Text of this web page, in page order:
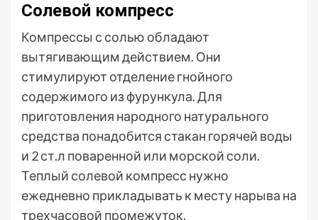
Солевой компресс
Компрессы с солью обладают
вытягивающим действием. Они
стимулируют отделение гнойного
содержимого из фурункула. Для
приготовления народного натурального
средства понадобится стакан горячей воды
и 2 ст.л поваренной или морской соли.
Теплый солевой компресс нужно
ежедневно прикладывать к месту нарыва на
трехчасовой промежуток.